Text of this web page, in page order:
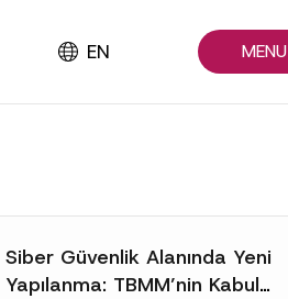
EN MENU
Siber Güvenlik Alanında Yeni
Yapılanma: TBMM’nin Kabul